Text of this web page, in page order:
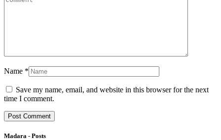
Name *
Save my name, email, and website in this browser for the next
time I comment.
Madara - Posts